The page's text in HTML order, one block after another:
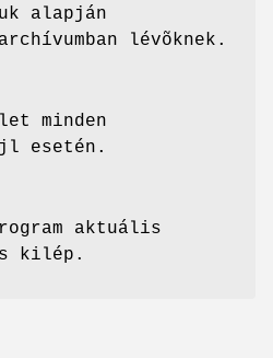
alapján
lévõknek.
minden
esetén.
aktuális
kilép.